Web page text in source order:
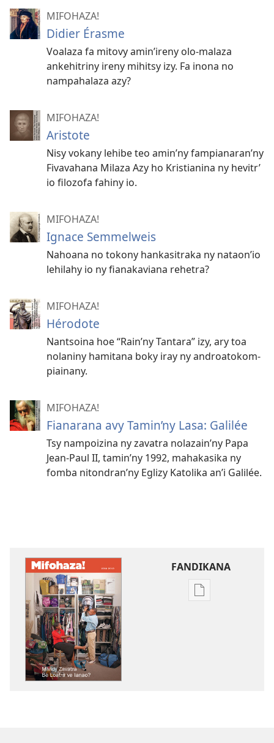
MIFOHAZA!
Didier Érasme
Voalaza fa mitovy amin’ireny olo-malaza
ankehitriny ireny mihitsy izy. Fa inona no
nampahalaza azy?
MIFOHAZA!
Aristote
Nisy vokany lehibe teo amin’ny fampianaran’ny
Fivavahana Milaza Azy ho Kristianina ny hevitr’
io filozofa fahiny io.
MIFOHAZA!
Ignace Semmelweis
Nahoana no tokony hankasitraka ny nataon’io
lehilahy io ny fianakaviana rehetra?
MIFOHAZA!
Hérodote
Nantsoina hoe “Rain’ny Tantara” izy, ary toa
nolaniny hamitana boky iray ny androatokom-
piainany.
MIFOHAZA!
Fianarana avy Tamin’ny Lasa: Galilée
Tsy nampoizina ny zavatra nolazain’ny Papa
Jean-Paul II, tamin’ny 1992, mahakasika ny
fomba nitondran’ny Eglizy Katolika an’i Galilée.
FANDIKANA
Fandikana